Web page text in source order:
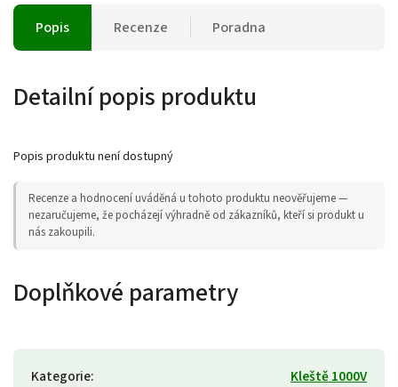
Popis Recenze Poradna
Detailní popis produktu
Popis produktu není dostupný
Recenze a hodnocení uváděná u tohoto produktu neověřujeme —
nezaručujeme, že pocházejí výhradně od zákazníků, kteří si produkt u
nás zakoupili.
Doplňkové parametry
Kategorie:
Kleště 1000V